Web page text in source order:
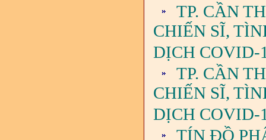
TP. CẦN
CHIẾN SĨ,
DỊCH COVID-
TP. CẦN
CHIẾN SĨ,
DỊCH COVID-
TÍN ĐỒ